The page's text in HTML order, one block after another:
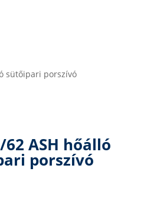
sütőipari porszívó
62 ASH hőálló
porszívó